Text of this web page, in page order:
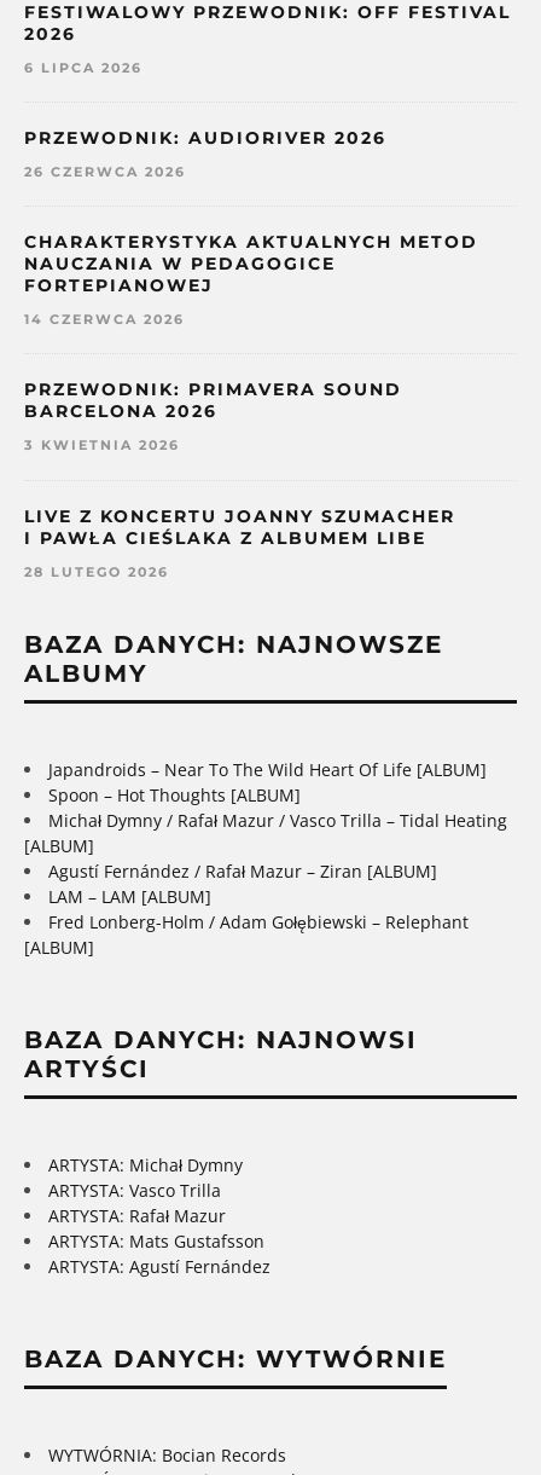
FESTIWALOWY PRZEWODNIK: OFF FESTIVAL
2026
6 LIPCA 2026
PRZEWODNIK: AUDIORIVER 2026
26 CZERWCA 2026
CHARAKTERYSTYKA AKTUALNYCH METOD
NAUCZANIA W PEDAGOGICE
FORTEPIANOWEJ
14 CZERWCA 2026
PRZEWODNIK: PRIMAVERA SOUND
BARCELONA 2026
3 KWIETNIA 2026
LIVE Z KONCERTU JOANNY SZUMACHER
I PAWŁA CIEŚLAKA Z ALBUMEM LIBE
28 LUTEGO 2026
BAZA DANYCH: NAJNOWSZE
ALBUMY
Japandroids – Near To The Wild Heart Of Life [ALBUM]
Spoon – Hot Thoughts [ALBUM]
Michał Dymny / Rafał Mazur / Vasco Trilla – Tidal Heating
[ALBUM]
Agustí Fernández / Rafał Mazur – Ziran [ALBUM]
LAM – LAM [ALBUM]
Fred Lonberg-Holm / Adam Gołębiewski – Relephant
[ALBUM]
BAZA DANYCH: NAJNOWSI
ARTYŚCI
ARTYSTA: Michał Dymny
ARTYSTA: Vasco Trilla
ARTYSTA: Rafał Mazur
ARTYSTA: Mats Gustafsson
ARTYSTA: Agustí Fernández
BAZA DANYCH: WYTWÓRNIE
WYTWÓRNIA: Bocian Records